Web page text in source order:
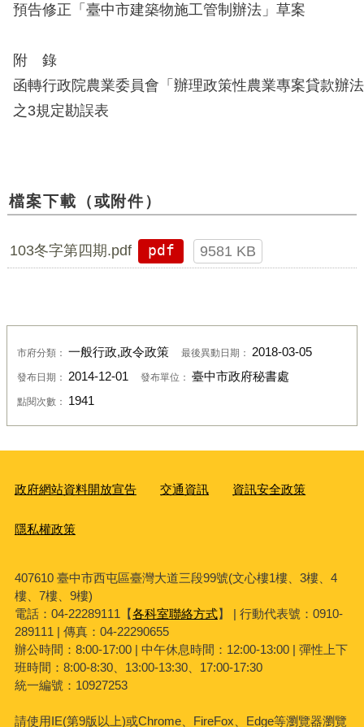
預告修正「臺中市建築物施工管制辦法」草案
附 錄
函轉行政院農業委員會「辦理政策性農業專案貸款辦
之3規定勘誤表
檔案下載（或附件）
103冬字第四期.pdf pdf 9581 KB
市府分類： 一般行政,政令政策 最後異動日期： 2018-03-05
發布日期： 2014-12-01 發布單位： 臺中市政府秘書處
點閱次數： 1941
政府網站資料開放宣告 交通資訊 資訊安全政策
隱私權政策
407610 臺中市西屯區臺灣大道三段99號(文心樓1樓、3樓、4
樓、7樓、9樓)
電話：04-22289111【各科室聯絡方式】 | 行動代表號：0910-
289111 | 傳真：04-22290655
辦公時間：8:00-17:00 | 中午休息時間：12:00-13:00 | 彈性上下
班時間：8:00-8:30、13:00-13:30、17:00-17:30
統一編號：10927253
請使用IE(第9版以上)或Chrome、 FireFox Edge等瀏覽器瀏覽